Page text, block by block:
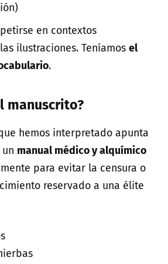
en contextos
ilustraciones. Teníamosel
.
manuscrito?
hemos interpretado apunta
manual médico y alquímico
para evitar la censura o
reservado a una élite